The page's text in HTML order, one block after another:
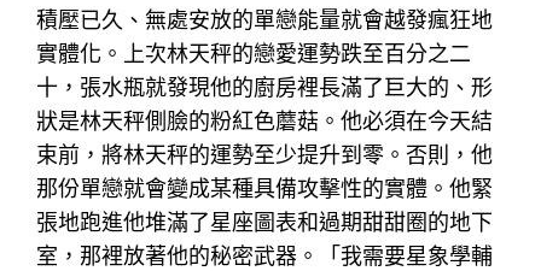
積壓已久、無處安放的單戀能量就會越發瘋狂地
實體化。上次林天秤的戀愛運勢跌至百分之二
十，張水瓶就發現他的廚房裡長滿了巨大的、形
狀是林天秤側臉的粉紅色蘑菇。他必須在今天結
束前，將林天秤的運勢至少提升到零。否則，他
那份單戀就會變成某種具備攻擊性的實體。他緊
張地跑進他堆滿了星座圖表和過期甜甜圈的地下
室，那裡放著他的秘密武器。「我需要星象學輔